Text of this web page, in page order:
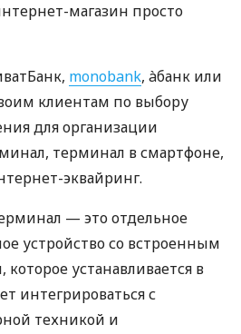
магазин просто
monobank, àбанк или
клиентам по выбору
для организации
терминал в смартфоне,
эквайринг.
— это отдельное
устройство со встроенным
устанавливается в
интегрироваться с
техникой и